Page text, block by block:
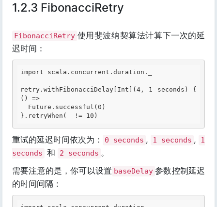
1.2.3 FibonacciRetry
FibonacciRetry 使用斐波纳契算法计算下一次的延
迟时间：
import scala.concurrent.duration._
retry.withFibonacciDelay[ Int ]( 4, 1 seconds ) {
() =>
重试的延迟时间依次为： 0 seconds , 1 seconds ,
1
seconds 和 2 seconds 。
需要注意的是，你可以设置 baseDelay 参数控制延迟
的时间间隔：